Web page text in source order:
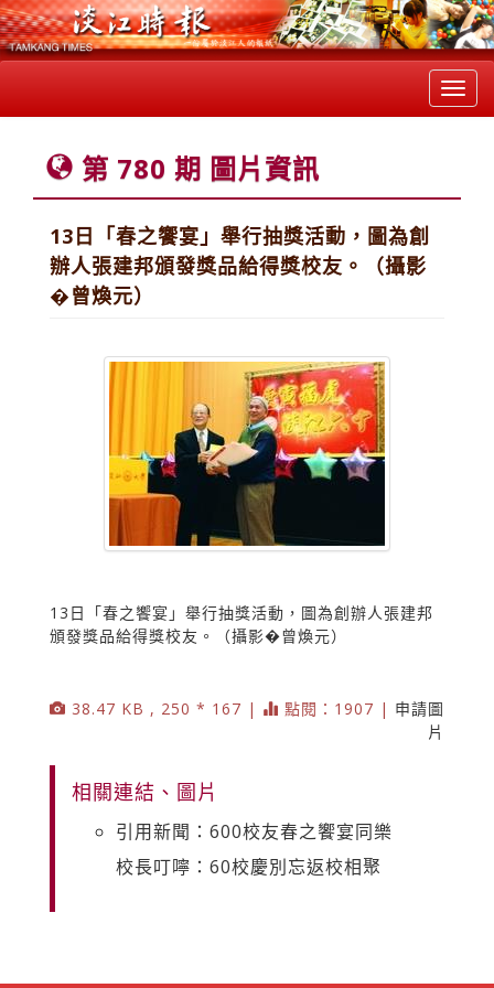
第 780 期 圖片資訊
13日「春之饗宴」舉行抽獎活動，圖為創
辦人張建邦頒發獎品給得獎校友。（攝影
�曾煥元）
13日「春之饗宴」舉行抽獎活動，圖為創辦人張建邦
頒發獎品給得獎校友。（攝影�曾煥元）
38.47 KB , 250 * 167 | 點閱：1907 | 申請圖
片
相關連結、圖片
引用新聞：600校友春之饗宴同樂
校長叮嚀：60校慶別忘返校相聚